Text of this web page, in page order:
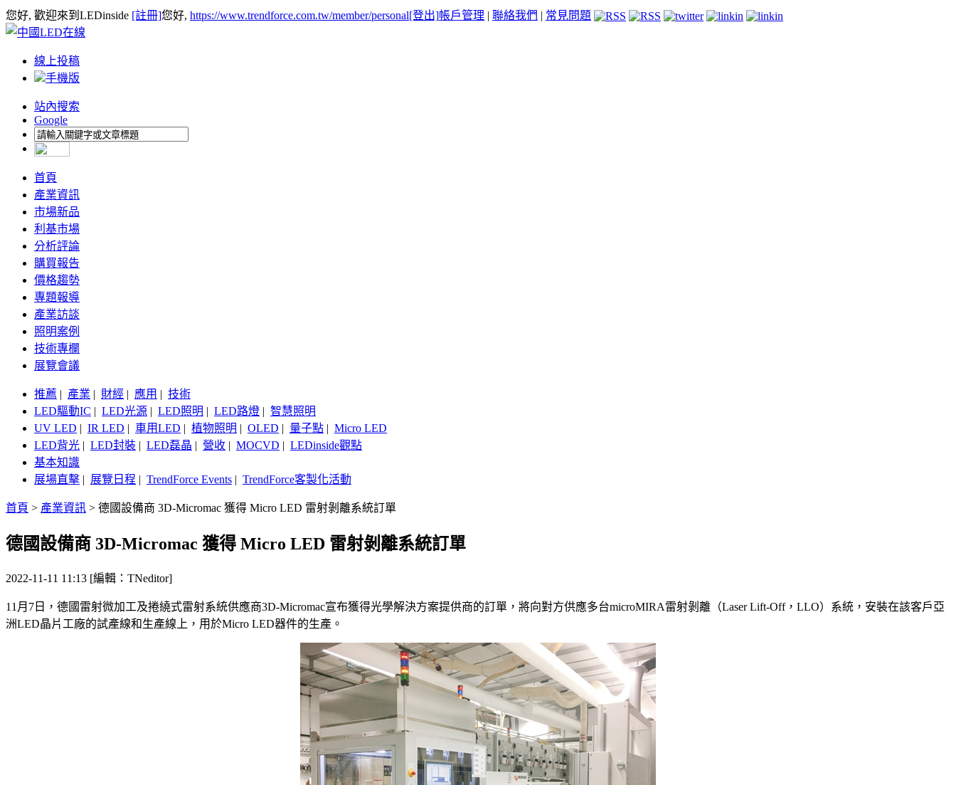
您好, 歡迎來到LEDinside [註冊]您好, https://www.trendforce.com.tw/member/personal[登出]帳戶管理 | 聯絡我們 | 常見問題
線上投稿
手機版
站內搜索
Google
首頁
產業資訊
市場新品
利基市場
分析評論
購買報告
價格趨勢
專題報導
產業訪談
照明案例
技術專欄
展覽會議
推薦 | 產業 | 財經 | 應用 | 技術
LED驅動IC | LED光源 | LED照明 | LED路燈 | 智慧照明
UV LED | IR LED | 車用LED | 植物照明 | OLED | 量子點 | Micro LED
LED背光 | LED封裝 | LED磊晶 | 營收 | MOCVD | LEDinside觀點
基本知識
展場直擊 | 展覽日程 | TrendForce Events | TrendForce客製化活動
首頁 > 產業資訊 > 德國設備商 3D-Micromac 獲得 Micro LED 雷射剝離系統訂單
德國設備商 3D-Micromac 獲得 Micro LED 雷射剝離系統訂單
2022-11-11 11:13 [編輯：TNeditor]
11月7日，德國雷射微加工及捲繞式雷射系統供應商3D-Micromac宣布獲得光學解決方案提供商的訂單，將向對方供應多台microMIRA雷射剝離（Laser Lift-Off，LLO）系統，安裝在該客戶亞
洲LED晶片工廠的試產線和生產線上，用於Micro LED器件的生產。